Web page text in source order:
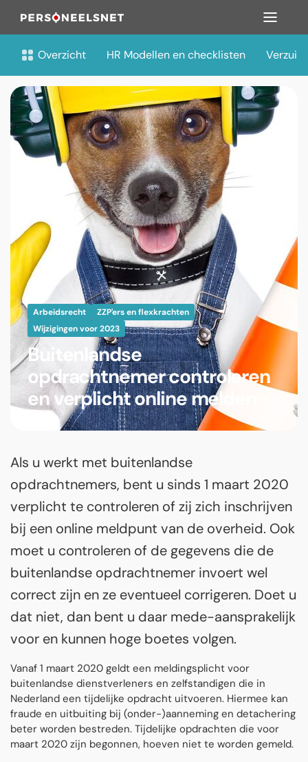
Overzicht HR Modellen en checklisten
Arbeidsrecht
ZZP'ers en flexkrachten
Wijzigingen voor 2023
Buitenlandse
opdrachtnemer controleren
en verplicht online melden
Als u werkt met buitenlandse
opdrachtnemers, bent u sinds 1 maart 2020
verplicht te controleren of zij zich inschrijven
bij een online meldpunt van de overheid. Ook
moet u controleren of de gegevens die de
buitenlandse opdrachtnemer invoert wel
correct zijn en ze eventueel corrigeren. Doet u
dat niet, dan bent u daar mede-aansprakelijk
voor en kunnen hoge boetes volgen.
Vanaf 1 maart 2020 geldt een meldingsplicht voor
buitenlandse dienstverleners en zelfstandigen die in
Nederland een tijdelijke opdracht uitvoeren. Hiermee kan
fraude en uitbuiting bij (onder-)aanneming en detachering
beter worden bestreden. Tijdelijke opdrachten die voor
maart 2020 zijn begonnen, hoeven niet te worden gemeld.